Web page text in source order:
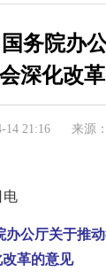
务院办
深化改
14 21:16 来源
电
公厅关于推
改革的意见